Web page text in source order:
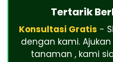
Tertarik
Konsultasi Gratis -
dengan kami.
tanaman , kami